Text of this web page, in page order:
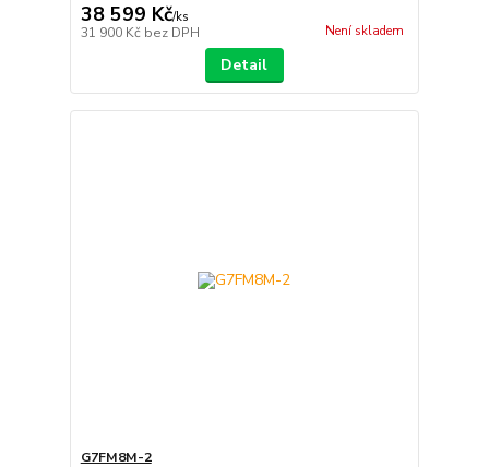
38 599 Kč/ks
31 900 Kč bez DPH Není skladem
Detail
G7FM8M-2